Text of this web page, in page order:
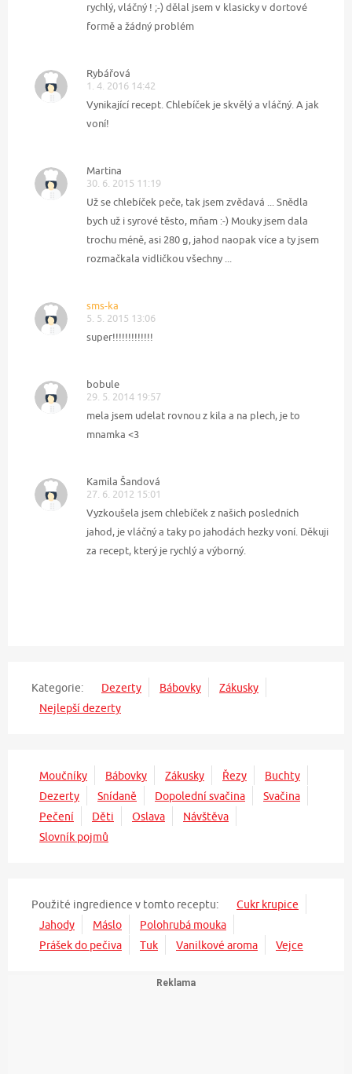
rychlý, vláčný ! ;-) dělal jsem v klasicky v dortové
formě a žádný problém
Rybářová
1. 4. 2016 14:42
Vynikající recept. Chlebíček je skvělý a vláčný. A jak
voní!
Martina
30. 6. 2015 11:19
Už se chlebíček peče, tak jsem zvědavá ... Snědla
bych už i syrové těsto, mňam :-) Mouky jsem dala
trochu méně, asi 280 g, jahod naopak více a ty jsem
rozmačkala vidličkou všechny ...
sms-ka
5. 5. 2015 13:06
super!!!!!!!!!!!!!
bobule
29. 5. 2014 19:57
mela jsem udelat rovnou z kila a na plech, je to
mnamka <3
Kamila Šandová
27. 6. 2012 15:01
Vyzkoušela jsem chlebíček z našich posledních
jahod, je vláčný a taky po jahodách hezky voní. Děkuji
za recept, který je rychlý a výborný.
Kategorie: Dezerty Bábovky
Zákusky
Nejlepší dezerty
Moučníky Bábovky Zákusky Řezy
Buchty
Dezerty
Snídaně Dopolední svačina
Svačina
Pečení
Děti Oslava
Návštěva
Slovník pojmů
Použité ingredience v tomto receptu:
Cukr krupice
Jahody
Máslo
Polohrubá mouka
Prášek do pečiva
Tuk Vanilkové aroma Vejce